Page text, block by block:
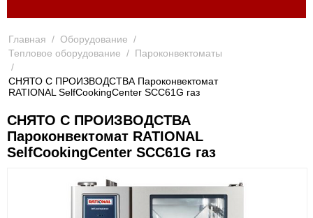
Главная / Оборудование /
Тепловое оборудование / Пароконвектоматы
/
СНЯТО С ПРОИЗВОДСТВА Пароконвектомат
RATIONAL SelfCookingCenter SCC61G газ
СНЯТО С ПРОИЗВОДСТВА
Пароконвектомат RATIONAL
SelfCookingCenter SCC61G газ